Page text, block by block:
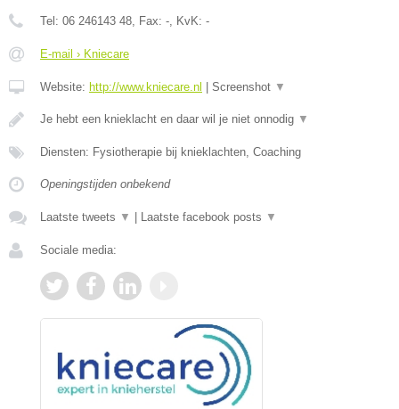
Tel: 06 246143 48 , Fax: - , KvK: -
E-mail › Kniecare
Website: http://www.kniecare.nl Screenshot ▼
Je hebt een knieklacht en daar wil je niet onnodig ▼
Diensten: Fysiotherapie bij knieklachten, Coaching
Openingstijden onbekend
Laatste tweets ▼ Laatste facebook posts ▼
Sociale media: